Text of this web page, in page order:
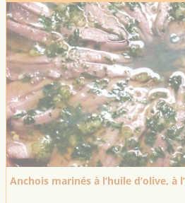
Anchois marinés à l’huile d’olive, à